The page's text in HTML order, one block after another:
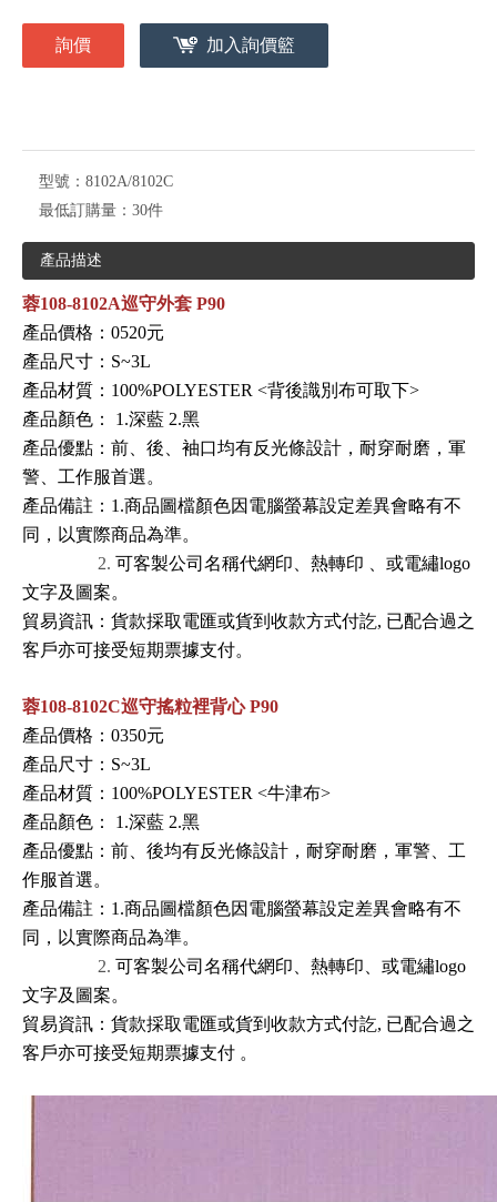
詢價 加入詢價籃
型號： 8102A/8102C
最低訂購量： 30件
產品描述
蓉108-8102A巡守外套 P90
產品價格：0520元
產品尺寸：S~3L
產品材質：100%POLYESTER <背後識別布可取下>
產品顏色： 1.深藍 2.黑
產品優點： 前 後 袖口均有反光條設計 ， 耐穿耐磨 ， 軍
警
工作服首選。
產品備註：1.商品圖檔顏色因電腦螢幕設定差異會略有不
同，以實際商品為準。
2. 可客製公司名稱代網印、熱轉印
、或電繡logo
文字及圖案。
貿易資訊 ： 貨款採取電匯或貨到收款方式付訖, 已配合過之
客戶亦可接受短期票據支付。
蓉108-8102C巡守搖粒裡背心 P90
產品價格：0350元
產品尺寸：S~3L
產品材質：100%POLYESTER <牛津布>
產品顏色： 1.深藍 2.黑
產品優點： 前 後均有反光條設計 ， 耐穿耐磨 ， 軍警
工
作服首選。
產品備註：1.商品圖檔顏色因電腦螢幕設定差異會略有不
同，以實際商品為準。
2. 可客製公司名稱代網印、熱轉印、或電繡logo
文字及圖案。
貿易資訊 ： 貨款採取電匯或貨到收款方式付訖, 已配合過之
客戶亦可接受短期票據支付 。